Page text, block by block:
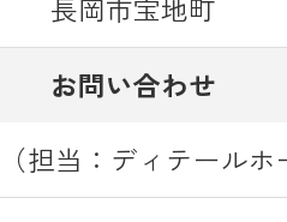
長岡市宝地町
お問い合わせ
（担当：ディテール